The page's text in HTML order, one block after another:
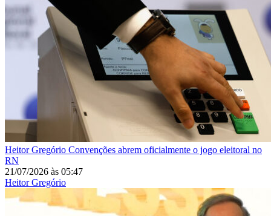
Heitor Gregório Convenções abrem oficialmente o jogo eleitoral no
RN
21/07/2026 às 05:47
Heitor Gregório